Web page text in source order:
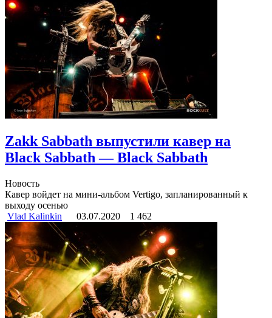
Zakk Sabbath выпустили кавер на
Black Sabbath — Black Sabbath
Новость
Кавер войдет на мини-альбом Vertigo, запланированный к
выходу осенью
Vlad Kalinkin
03.07.2020 1 462